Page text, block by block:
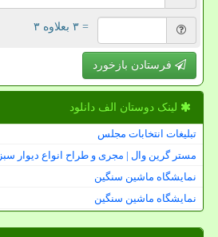
= ۳ بعلاوه ۳
فرستادن بازخورد
لینک دوستان الف دانلود
تبلیغات انتخابات مجلس
مستر گرین وال | مجری و طراح انواع دیوار سبز
نمایشگاه ماشین سنگین
نمایشگاه ماشین سنگین